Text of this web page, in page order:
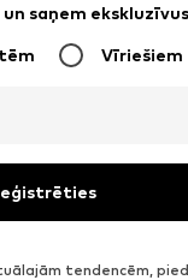
saņem
Vīriešiem
tendencēm,